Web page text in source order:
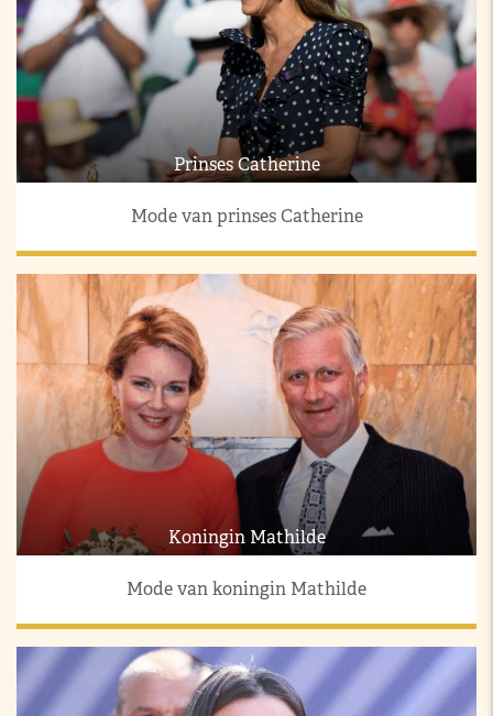
Prinses Catherine
Mode van prinses Catherine
Koningin Mathilde
Mode van koningin Mathilde